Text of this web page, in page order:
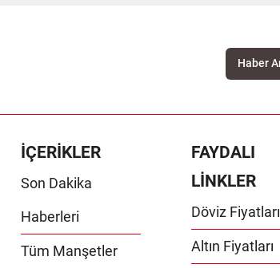
İÇERİKLER
Son Dakika
Haberleri
Tüm Manşetler
FAYDALI
LİNKLER
Döviz Fiyatları
Altın Fiyatları